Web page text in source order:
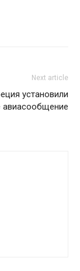
Next article
установили
авиасообщение